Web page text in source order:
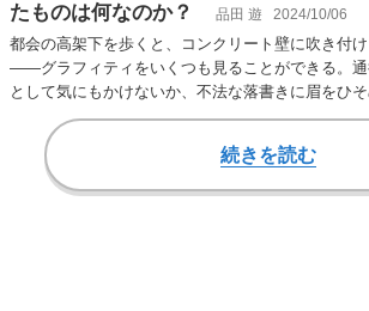
たものは何なのか？
品田 遊 2024/10/06
都会の高架下を歩くと、コンクリート壁に吹き付
――グラフィティをいくつも見ることができる。
として気にもかけないか、不法な落書きに眉をひ
いくだろう。それが…
続きを読む